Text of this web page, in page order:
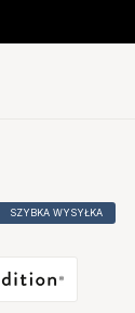
SZYBKA WYSYŁKA